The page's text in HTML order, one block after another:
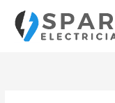
contenido